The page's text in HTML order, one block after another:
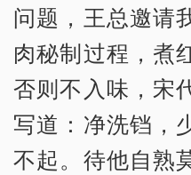
问题，王总邀请
肉秘制过程，煮
否则不入味，宋
写道：净洗铛，
不起。待他自熟